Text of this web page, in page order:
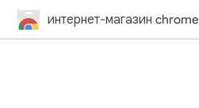
интернет-магазин chrome